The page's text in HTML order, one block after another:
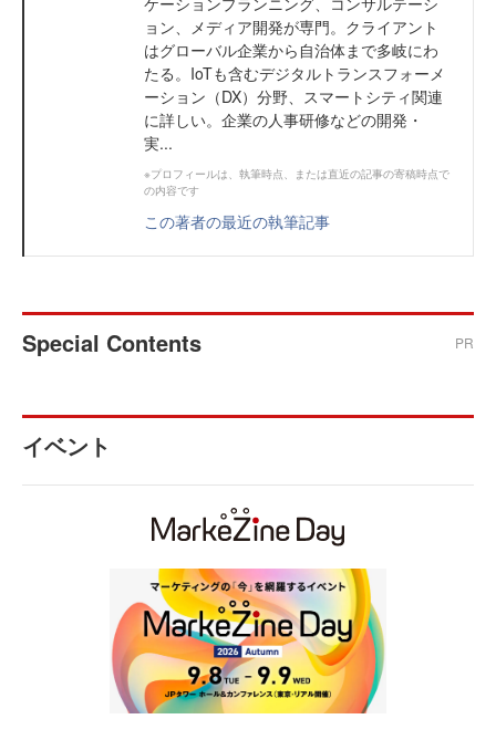
ョン、メディア開発が専門。クライアント
はグローバル企業から自治体まで多岐にわ
たる。IoTも含むデジタルトランスフォーメ
ーション（DX）分野、スマートシティ関連
に詳しい。企業の人事研修などの開発・
実...
※プロフィールは、執筆時点、または直近の記事の寄稿時点で
の内容です
この著者の最近の執筆記事
Special Contents PR
イベント